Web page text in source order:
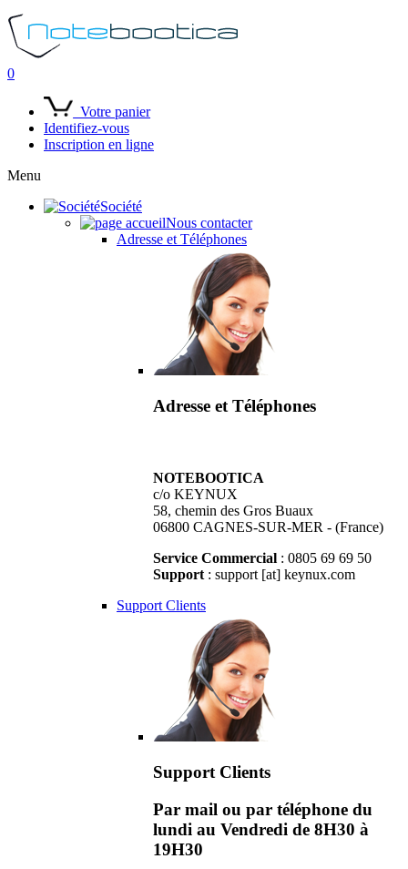
0
Votre panier
Identifiez-vous
Inscription en ligne
Menu
Société
Nous contacter
Adresse et Téléphones
Adresse et Téléphones
NOTEBOOTICA
c/o KEYNUX
58, chemin des Gros Buaux
06800 CAGNES-SUR-MER - (France)
Service Commercial : 0805 69 69 50
Support : support [at] keynux.com
Support Clients
Support Clients
Par mail ou par téléphone du
lundi au Vendredi de 8H30 à
19H30